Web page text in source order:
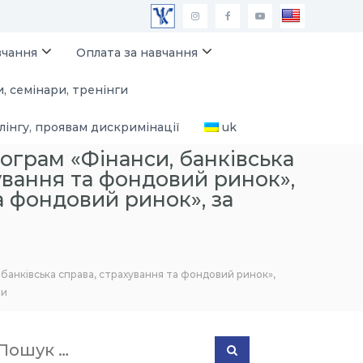
I
r
a
m
F
k
Y
e
Оплата за навчання
семінари, тренінги
проявам дискримінації uk
«Фінанси, банківська
та фондовий ринок»,
фондовий ринок», за
справа, страхування та фондовий ринок»,
П
о